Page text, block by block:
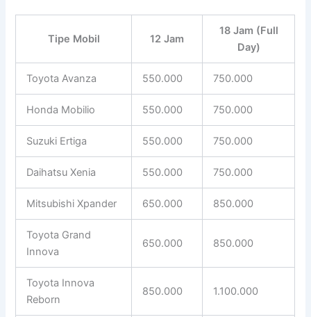
Tipe Mobil 12 Jam
18 Jam (Full
Day)
Toyota Avanza 550.000 750.000
Honda Mobilio 550.000 750.000
Suzuki Ertiga 550.000 750.000
Daihatsu Xenia 550.000 750.000
Mitsubishi Xpander 650.000 850.000
Toyota Grand
Innova
650.000 850.000
Toyota Innova
Reborn
850.000 1.100.000